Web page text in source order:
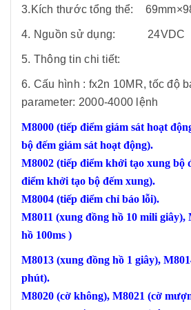
3.Kích thước tổng thể:
4. Nguồn sử dụng: 24VDC
5. Thông tin chi tiết:
6. Cấu hình : fx2n 10MR, tốc độ
parameter: 2000-4000 lệnh
M8000 (tiếp điểm giám sát hoạt
bộ đếm giám sát hoạt động).
M8002 (tiếp điểm khởi tạo xung bộ
điểm khởi tạo bộ đếm xung).
M8004 (tiếp điểm chỉ báo lỗi).
M8011 (xung đồng hồ 10 mili giây),
hồ 100ms )
M8013 (xung đồng hồ 1 giây),
phút).
M8020 (cờ không), M8021 (cờ